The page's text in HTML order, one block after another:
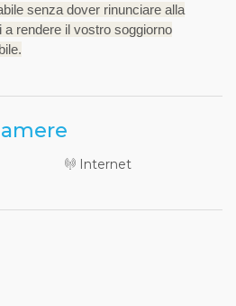
senza dover rinunciare alla
rendere il vostro soggiorno
Internet